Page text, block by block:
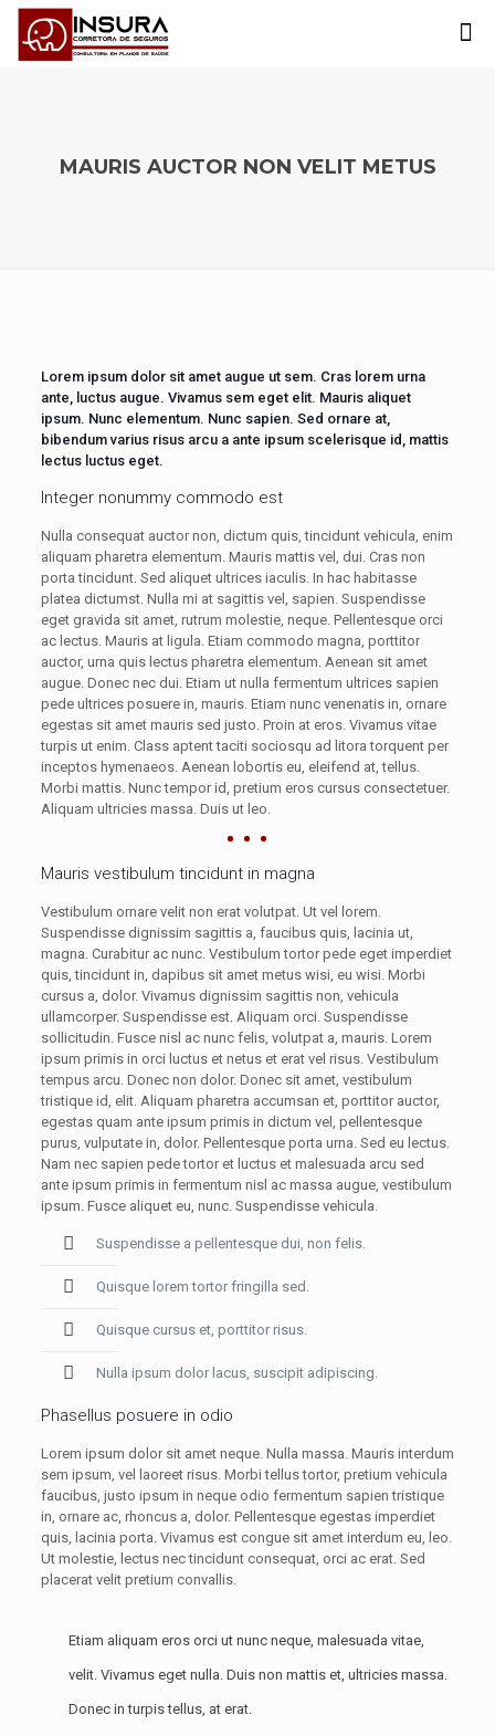
MAURIS AUCTOR NON VELIT METUS
Lorem ipsum dolor sit amet augue ut sem. Cras lorem urna
ante, luctus augue. Vivamus sem eget elit. Mauris aliquet
ipsum. Nunc elementum. Nunc sapien. Sed ornare at,
bibendum varius risus arcu a ante ipsum scelerisque id, mattis
lectus luctus eget.
Integer nonummy commodo est
Nulla consequat auctor non, dictum quis, tincidunt vehicula, enim
aliquam pharetra elementum. Mauris mattis vel, dui. Cras non
porta tincidunt. Sed aliquet ultrices iaculis. In hac habitasse
platea dictumst. Nulla mi at sagittis vel, sapien. Suspendisse
eget gravida sit amet, rutrum molestie, neque. Pellentesque orci
ac lectus. Mauris at ligula. Etiam commodo magna, porttitor
auctor, urna quis lectus pharetra elementum. Aenean sit amet
augue. Donec nec dui. Etiam ut nulla fermentum ultrices sapien
pede ultrices posuere in, mauris. Etiam nunc venenatis in, ornare
egestas sit amet mauris sed justo. Proin at eros. Vivamus vitae
turpis ut enim. Class aptent taciti sociosqu ad litora torquent per
inceptos hymenaeos. Aenean lobortis eu, eleifend at, tellus.
Morbi mattis. Nunc tempor id, pretium eros cursus consectetuer.
Aliquam ultricies massa. Duis ut leo.
Mauris vestibulum tincidunt in magna
Vestibulum ornare velit non erat volutpat. Ut vel lorem.
Suspendisse dignissim sagittis a, faucibus quis, lacinia ut,
magna. Curabitur ac nunc. Vestibulum tortor pede eget imperdiet
quis, tincidunt in, dapibus sit amet metus wisi, eu wisi. Morbi
cursus a, dolor. Vivamus dignissim sagittis non, vehicula
ullamcorper. Suspendisse est. Aliquam orci. Suspendisse
sollicitudin. Fusce nisl ac nunc felis, volutpat a, mauris. Lorem
ipsum primis in orci luctus et netus et erat vel risus. Vestibulum
tempus arcu. Donec non dolor. Donec sit amet, vestibulum
tristique id, elit. Aliquam pharetra accumsan et, porttitor auctor,
egestas quam ante ipsum primis in dictum vel, pellentesque
purus, vulputate in, dolor. Pellentesque porta urna. Sed eu lectus.
Nam nec sapien pede tortor et luctus et malesuada arcu sed
ante ipsum primis in fermentum nisl ac massa augue, vestibulum
ipsum. Fusce aliquet eu, nunc. Suspendisse vehicula.
Suspendisse a pellentesque dui, non felis.
Quisque lorem tortor fringilla sed.
Quisque cursus et, porttitor risus.
Nulla ipsum dolor lacus, suscipit adipiscing.
Phasellus posuere in odio
Lorem ipsum dolor sit amet neque. Nulla massa. Mauris interdum
sem ipsum, vel laoreet risus. Morbi tellus tortor, pretium vehicula
faucibus, justo ipsum in neque odio fermentum sapien tristique
in, ornare ac, rhoncus a, dolor. Pellentesque egestas imperdiet
quis, lacinia porta. Vivamus est congue sit amet interdum eu, leo.
Ut molestie, lectus nec tincidunt consequat, orci ac erat. Sed
placerat velit pretium convallis.
Etiam aliquam eros orci ut nunc neque, malesuada vitae,
velit. Vivamus eget nulla. Duis non mattis et, ultricies massa.
Donec in turpis tellus, at erat.